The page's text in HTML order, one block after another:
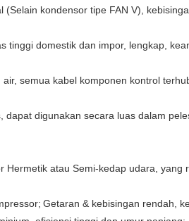
kondensor tipe FAN V),
tinggi domestik dan impor, lengkap,
semua kabel komponen kontrol
digunakan secara luas dalam
Hermetik atau Semi-kedap udara,
Getaran & kebisingan rendah,